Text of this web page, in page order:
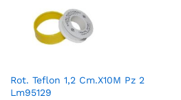
Rot. Teflon 1,2 Cm.X10M Pz 2
Lm95129